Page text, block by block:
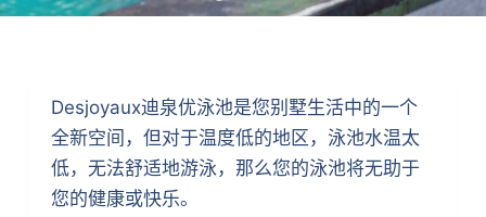
Desjoyaux迪泉优泳池是您别墅生活中的一个
全新空间，但对于温度低的地区，泳池水温太
低，无法舒适地游泳，那么您的泳池将无助于
您的健康或快乐。